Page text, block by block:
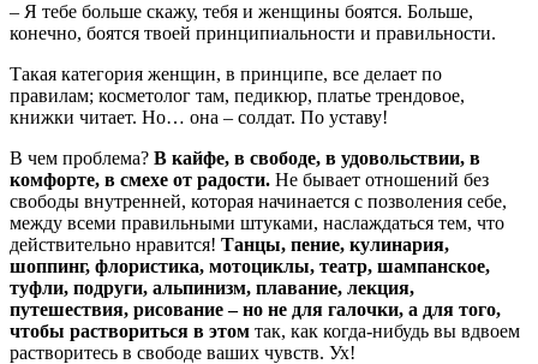
– Я тебе больше скажу, тебя и женщины боятся. Больше,
конечно, боятся твоей принципиальности и правильности.
Такая категория женщин, в принципе, все делает по
правилам; косметолог там, педикюр, платье трендовое,
книжки читает. Но… она – солдат. По уставу!
В чем проблема? В кайфе, в свободе, в удовольствии, в
комфорте, в смехе от радости. Не бывает отношений без
свободы внутренней, которая начинается с позволения себе,
между всеми правильными штуками, наслаждаться тем, что
действительно нравится! Танцы, пение, кулинария,
шоппинг, флористика, мотоциклы, театр, шампанское,
туфли, подруги, альпинизм, плавание, лекция,
путешествия, рисование – но не для галочки, а для того,
чтобы раствориться в этом так, как когда-нибудь вы вдвоем
растворитесь в свободе ваших чувств. Ух!